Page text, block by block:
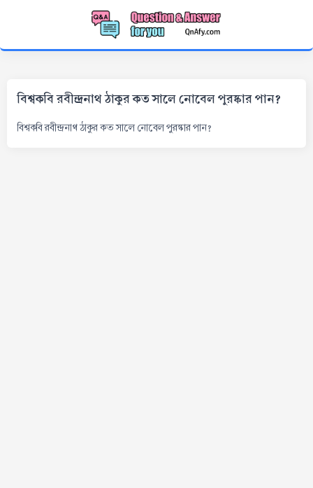
বিশ্বকবি রবীন্দ্রনাথ ঠাকুর কত সালে নোবেল পুরষ্কার পান?
বিশ্বকবি রবীন্দ্রনাথ ঠাকুর কত সালে নোবেল পুরষ্কার পান?